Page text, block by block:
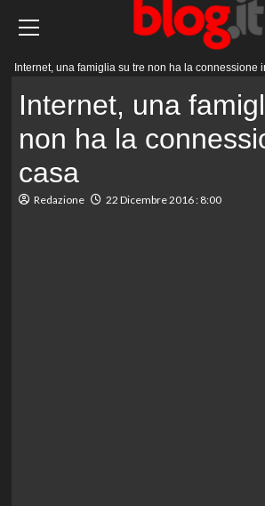
Internet, una famiglia su tre non ha la connessione
Internet, una
non ha la
casa
Redazione 22 Dicembre 2016 : 8:00